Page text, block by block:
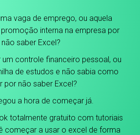
vaga de emprego, ou aquela
interna na empresa por
não saber Excel?
um controle financeiro pessoal, ou
de estudos e não sabia como
por não saber Excel?
a hora de começar já.
totalmente gratuito com tutoriais
começar a usar o excel de forma